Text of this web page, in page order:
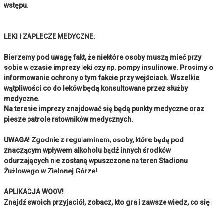
wstępu.
LEKI I ZAPLECZE MEDYCZNE:
Bierzemy pod uwagę fakt, że niektóre osoby muszą mieć przy
sobie w czasie imprezy leki czy np. pompy insulinowe. Prosimy o
informowanie ochrony o tym fakcie przy wejściach. Wszelkie
wątpliwości co do leków będą konsultowane przez służby
medyczne.
Na terenie imprezy znajdować się będą punkty medyczne oraz
piesze patrole ratowników medycznych.
UWAGA! Zgodnie z regulaminem, osoby, które będą pod
znaczącym wpływem alkoholu bądź innych środków
odurzających nie zostaną wpuszczone na teren Stadionu
Żużlowego w Zielonej Górze!
APLIKACJA WOOV!
Znajdź swoich przyjaciół, zobacz, kto gra i zawsze wiedz, co się